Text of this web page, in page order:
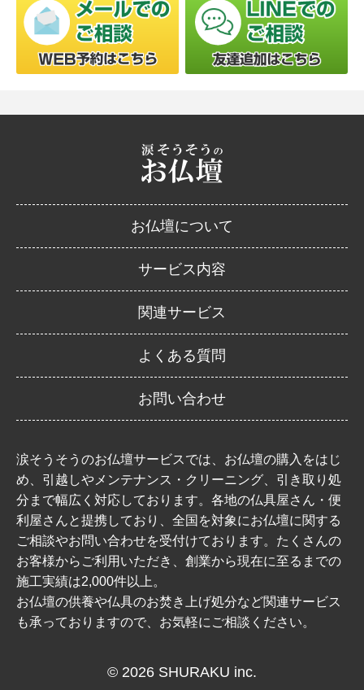
お仏壇について
サービス内容
関連サービス
よくある質問
お問い合わせ
涙そうそうのお仏壇サービスでは、お仏壇の購入をはじ
め、引越しやメンテナンス・クリーニング、引き取り処
分まで幅広く対応しております。各地の仏具屋さん・便
利屋さんと提携しており、全国を対象にお仏壇に関する
ご相談やお問い合わせを受付けております。たくさんの
お客様からご利用いただき、創業から現在に至るまでの
施工実績は2,000件以上。
お仏壇の供養や仏具のお焚き上げ処分など関連サービス
も承っておりますので、お気軽にご相談ください。
© 2026 SHURAKU inc.